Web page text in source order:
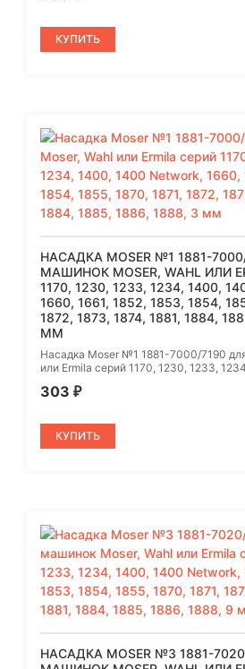
КУПИТЬ
НАСАДКА MOSER №1 1881-
МАШИНОК MOSER, WAHL ИЛИ
1170, 1230, 1233, 1234, 1400,
1660, 1661, 1852, 1853, 1854,
1872, 1873, 1874, 1881, 1884,
ММ
Насадка Moser №1 1881-7000/7190
или Ermila серий 1170, 1230, 1233,
303 ₽
КУПИТЬ
НАСАДКА MOSER №3 1881-